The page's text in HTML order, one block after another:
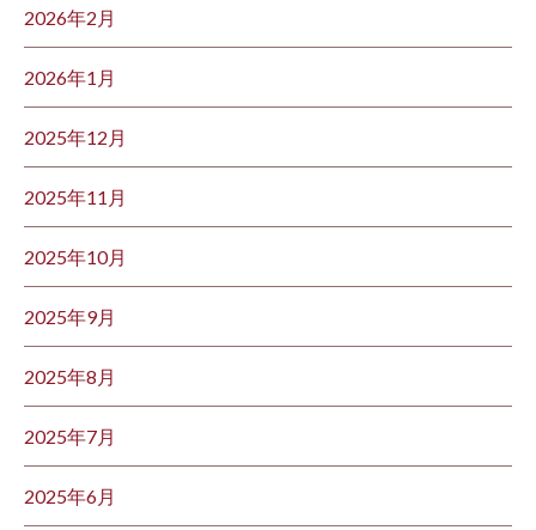
2026年2月
2026年1月
2025年12月
2025年11月
2025年10月
2025年9月
2025年8月
2025年7月
2025年6月